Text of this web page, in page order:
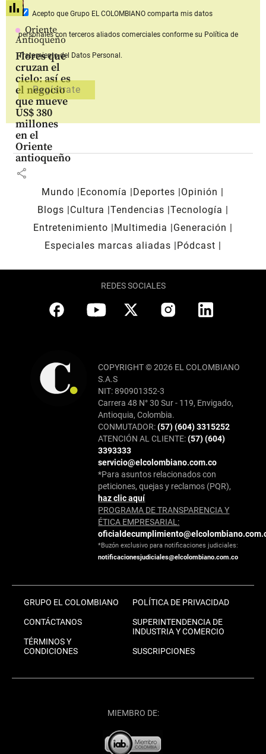
Oriente
Antioqueño
Flores que
cruzan el
cielo: así es
el negocio
que mueve
US$ 380
millones
en el
Oriente
antioqueño
share
Acepto que Grupo EL COLOMBIANOcomparta mis datos
personales con terceros aliados comerciales conforme su Política de
Tratamiento del Datos Personal.
Mundo Economía Deportes
Opinión
Blogs
Cultura Tendencias Tecnología
Entretenimiento
Multimedia
Generación
Especiales marcas aliadas
Pódcast
REDES SOCIALES
COPYRIGHT © 2026 EL COLOMBIANO
S.A.S
NIT: 890901352-3
Carrera 48 N° 30 Sur - 119, Envigado,
Antioquia, Colombia.
CONMUTADOR:(57) (604) 3315252
ATENCIÓN AL CLIENTE:(57) (604)
3393333
servicio@elcolombiano.com.co
*Para asuntos relacionados con
peticiones, quejas y reclamos (PQR),
haz clic aquí
PROGRAMA DE TRANSPARENCIA Y
ÉTICA EMPRESARIAL:
*Buzón exclusivo para notificaciones judiciales:
notificacionesjudiciales@elcolombiano.com.co
GRUPO EL COLOMBIANO
CONTÁCTANOS
TÉRMINOS Y
CONDICIONES
POLÍTICA DE PRIVACIDAD
SUPERINTENDENCIA DE
INDUSTRIA Y COMERCIO
SUSCRIPCIONES
MIEMBRO DE: